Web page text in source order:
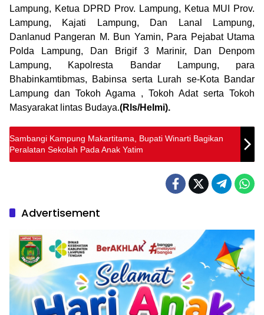
Lampung, Ketua DPRD Prov. Lampung, Ketua MUI Prov.
Lampung, Kajati Lampung, Dan Lanal Lampung,
Danlanud Pangeran M. Bun Yamin, Para Pejabat Utama
Polda Lampung, Dan Brigif 3 Marinir, Dan Denpom
Lampung, Kapolresta Bandar Lampung, para
Bhabinkamtibmas, Babinsa serta Lurah se-Kota Bandar
Lampung dan Tokoh Agama , Tokoh Adat serta Tokoh
Masyarakat lintas Budaya.(Rls/Helmi).
Sambangi Kampung Makartitama, Bupati Winarti Bagikan
Peralatan Sekolah Pada Anak Yatim
Advertisement